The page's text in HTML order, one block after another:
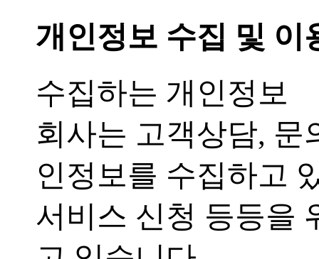
개인정보 수집 및 이
수집하는 개인정보
회사는 고객상담, 문
인정보를 수집하고
서비스 신청 등등을